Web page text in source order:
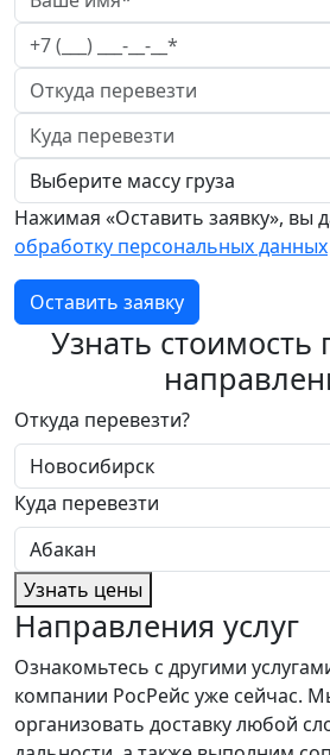
Нажимая «Оставить заявку», вы
обработку персональных данных
Оставить заявку
Узнать
Откуда перевезти?
Куда перевезти
Узнать цены
Направления услуг
Ознакомьтесь с другими
компании РосРейс уже сейчас.
организовать доставку любой